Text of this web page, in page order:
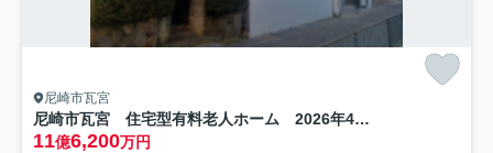
尼崎市瓦宮
尼崎市瓦宮 住宅型有料老人ホーム 2026年4月完成予定
11億6,200万円